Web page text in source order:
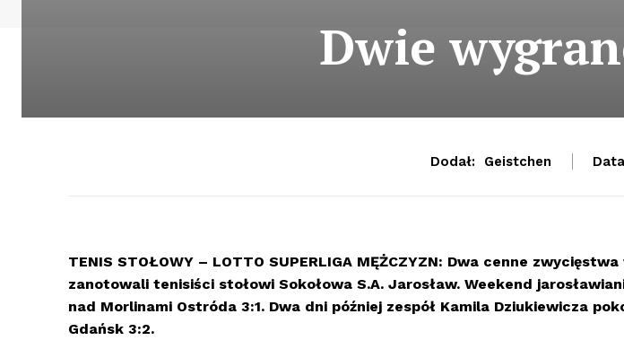
Dwie
Dodał: Geistchen
TENIS STOŁOWY – LOTTO SUPERLIGA MĘŻCZYZN: Dwa cenne zwycięstwa
zanotowali tenisiści stołowi Sokołowa S.A. Jarosław. Weekend
nad Morlinami Ostróda 3:1. Dwa dni później zespół Kamila Dziukiewicza
Gdańsk 3:2.